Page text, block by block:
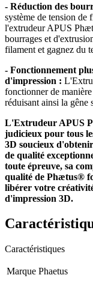
- Réduction des
système de tension de
l'extrudeur APUS
bourrages et
filament et gagnez du
- Fonctionnement
d'impression :
fonctionner de
réduisant ainsi la gêne
L'Extrudeur APUS
judicieux pour tous
3D soucieux
de qualité
toute épreuve, sa
qualité de Phætus®
libérer votre
d'impression 3D.
Caractéristiques
Marque Phaetus